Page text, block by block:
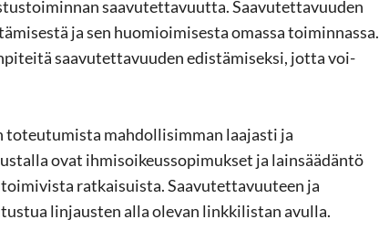
saa­vu­tet­ta­vuut­ta. Saa­vu­tet­ta­vuu­den
ja sen huo­mioi­mi­ses­ta omas­sa toi­min­nas­sa.
saa­vu­tet­ta­vuu­den edis­tä­mi­sek­si, jotta voi­
mah­dol­li­sim­man laa­jas­ti ja
ovat ih­mi­soi­keus­so­pi­muk­set ja lain­sää­dän­tö
rat­kai­suis­ta. Saa­vu­tet­ta­vuu­teen ja
lin­jaus­ten alla ole­van link­ki­lis­tan avul­la.